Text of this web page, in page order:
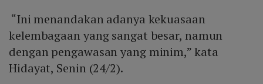
“Ini menandakan adanya kekuasaan
kelembagaan yang sangat besar, namun
dengan pengawasan yang minim,” kata
Hidayat, Senin (24/2).